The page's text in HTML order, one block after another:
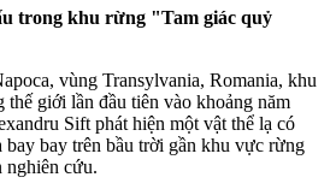
trong khu rừng "Tam giác quỷ
vùng Transylvania, Romania, khu
giới lần đầu tiên vào khoảng năm
Sift phát hiện một vật thể lạ có
bay bay trên bầu trời gần khu vực rừng
nghiên cứu.